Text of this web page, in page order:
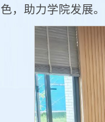
色，助力学院发展。